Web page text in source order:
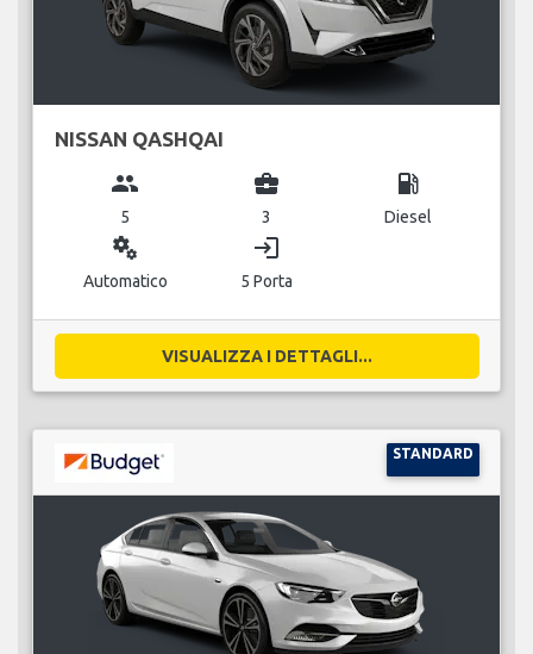
NISSAN QASHQAI
group
5
business_center
3
local_gas_station
Diesel
miscellaneous_services
Automatico
login
5 Porta
VISUALIZZA I DETTAGLI...
STANDARD